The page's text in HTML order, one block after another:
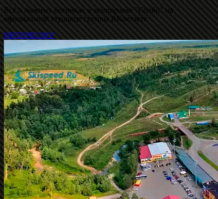
Всё о лыжных ботинках и экипировке "Спайн" на
официальной странице группы ВКонтакте
ИНТЕРЕСНО?